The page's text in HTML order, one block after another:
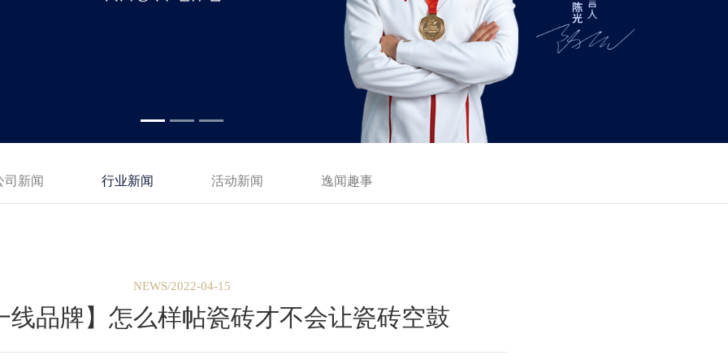
司新闻 行业新闻 活动新闻 逸闻趣事
NEWS/2022-04-15
线品牌】怎么样帖瓷砖才不会让瓷砖空鼓